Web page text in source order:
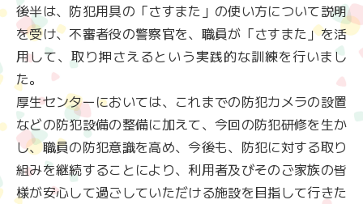
後半は、防犯用具の「さすまた」の使い方について説明
を受け、不審者役の警察官を、職員が「さすまた」を活
用して、取り押さえるという実践的な訓練を行いまし
た。
厚生センターにおいては、これまでの防犯カメラの設置
などの防犯設備の整備に加えて、今回の防犯研修を生か
し、職員の防犯意識を高め、今後も、防犯に対する取り
組みを継続することにより、利用者及びそのご家族の皆
様が安心して過ごしていただける施設を目指して行きた